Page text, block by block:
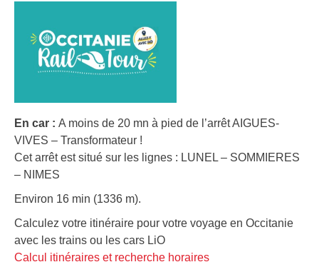
En car : A moins de 20 mn à pied de l’arrêt AIGUES-
VIVES – Transformateur !
Cet arrêt est situé sur les lignes : LUNEL – SOMMIERES
– NIMES
Environ 16 min (1336 m).
Calculez votre itinéraire pour votre voyage en Occitanie
avec les trains ou les cars LiO
Calcul itinéraires et recherche horaires